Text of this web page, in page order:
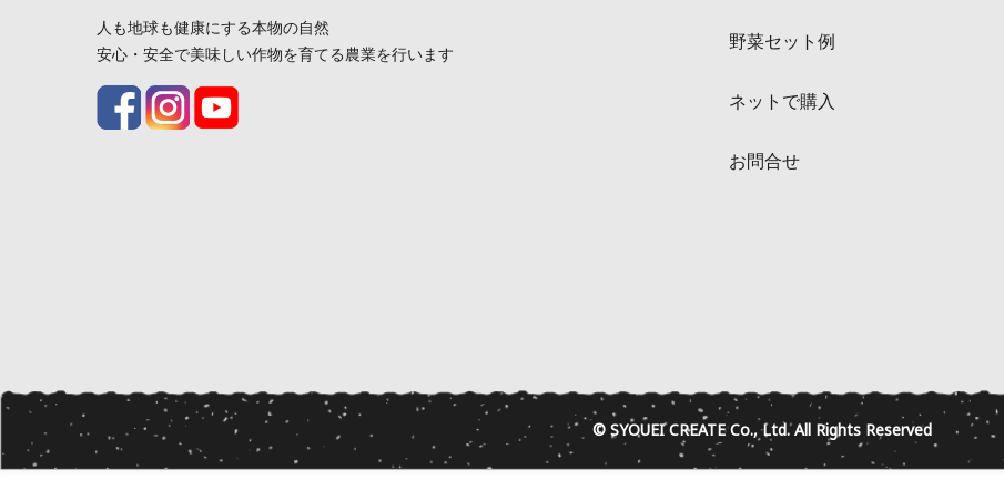
人も地球も健康にする本物の自然
安心・安全で美味しい作物を育てる農業を行います
野菜セット例
ネットで購入
お問合せ
© SYOUEI CREATE Co., Ltd. All Rights Reserved